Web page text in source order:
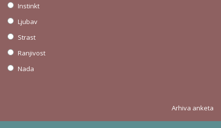
Instinkt
Ljubav
Strast
Ranjivost
Nada
Arhiva anketa